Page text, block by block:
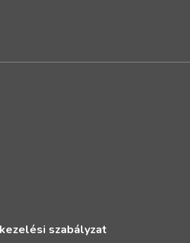
szabályzat